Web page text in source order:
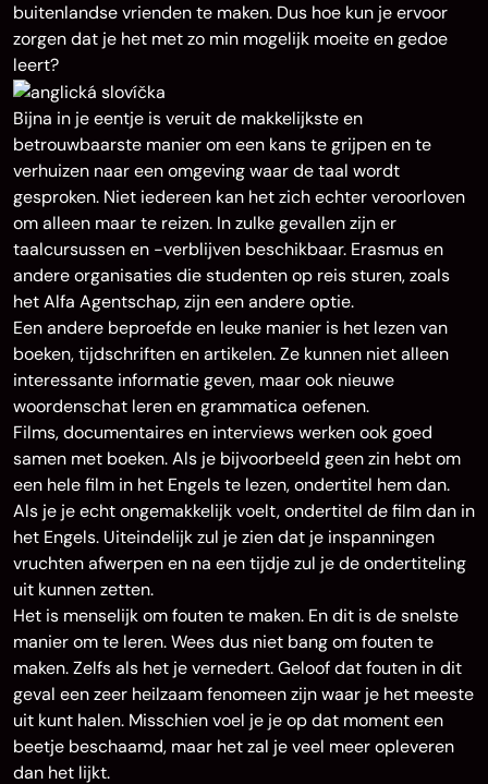
buitenlandse vrienden te maken. Dus hoe kun je ervoor
zorgen dat je het met zo min mogelijk moeite en gedoe
leert?
Bijna in je eentje is veruit de makkelijkste en
betrouwbaarste manier om een kans te grijpen en te
verhuizen naar een omgeving waar de taal wordt
gesproken. Niet iedereen kan het zich echter veroorloven
om alleen maar te reizen. In zulke gevallen zijn er
taalcursussen en -verblijven beschikbaar. Erasmus en
andere organisaties die studenten op reis sturen, zoals
het Alfa Agentschap, zijn een andere optie.
Een andere beproefde en leuke manier is het lezen van
boeken, tijdschriften en artikelen. Ze kunnen niet alleen
interessante informatie geven, maar ook nieuwe
woordenschat leren en grammatica oefenen.
Films, documentaires en interviews werken ook goed
samen met boeken. Als je bijvoorbeeld geen zin hebt om
een hele film in het Engels te lezen, ondertitel hem dan.
Als je je echt ongemakkelijk voelt, ondertitel de film dan in
het Engels. Uiteindelijk zul je zien dat je inspanningen
vruchten afwerpen en na een tijdje zul je de ondertiteling
uit kunnen zetten.
Het is menselijk om fouten te maken. En dit is de snelste
manier om te leren. Wees dus niet bang om fouten te
maken. Zelfs als het je vernedert. Geloof dat fouten in dit
geval een zeer heilzaam fenomeen zijn waar je het meeste
uit kunt halen. Misschien voel je je op dat moment een
beetje beschaamd, maar het zal je veel meer opleveren
dan het lijkt.